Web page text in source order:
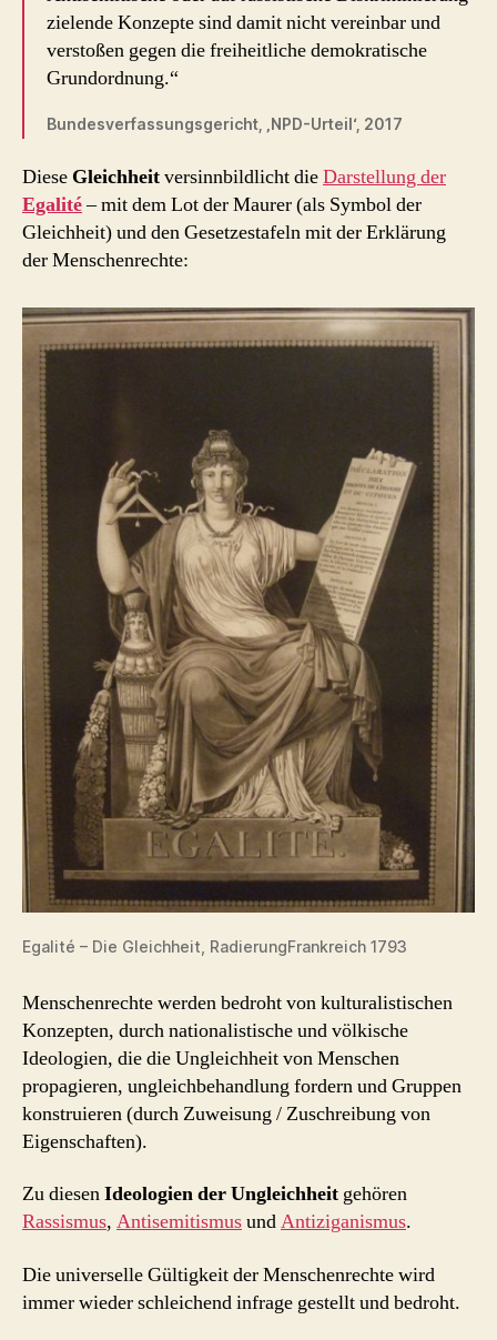
zielende Konzepte sind damit nicht vereinbar und
verstoßen gegen die freiheitliche demokratische
Grundordnung.“
Bundesverfassungsgericht, ‚NPD-Urteil‘, 2017
Diese Gleichheitversinnbildlicht dieDarstellung der
Egalité– mit dem Lot der Maurer (als Symbol der
Gleichheit) und den Gesetzestafeln mit der Erklärung
der Menschenrechte:
Egalité – Die Gleichheit, RadierungFrankreich 1793
Menschenrechte werden bedroht von kulturalistischen
Konzepten, durch nationalistische und völkische
Ideologien, die die Ungleichheit von Menschen
propagieren, ungleichbehandlung fordern und Gruppen
konstruieren (durch Zuweisung / Zuschreibung von
Eigenschaften).
Zu diesenIdeologien der Ungleichheit gehören
Rassismus, AntisemitismusundAntiziganismus.
Die universelle Gültigkeit der Menschenrechte wird
immer wieder schleichend infrage gestellt und bedroht.